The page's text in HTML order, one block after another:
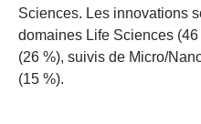
Sciences. Les innovations
domaines Life Sciences
(26 %), suivis de Micro/
(15 %).